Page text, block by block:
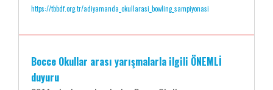
https://tbbdf.org.tr/adiyamanda_okullarasi_bowling_sampiyonasi
Bocce Okullar arası yarışmalarla ilgili ÖNEMLİ
duyuru